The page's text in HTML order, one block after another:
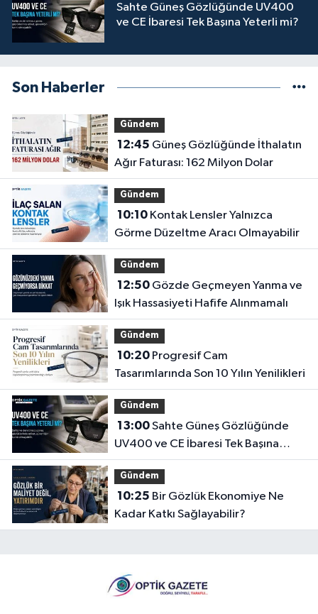
Sahte Güneş Gözlüğünde UV400
ve CE İbaresi Tek Başına Yeterli mi?
Son Haberler
Gündem
12:45
Ağır Faturası: 162 Milyon Dolar
Gündem
10:10Kontak Lensler Yalnızca
Görme Düzeltme Aracı Olmayabilir
Gündem
12:50Gözde Geçmeyen Yanma ve
Işık Hassasiyeti Hafife Alınmamalı
Gündem
10:20Progresif Cam
Tasarımlarında Son 10 Yılın Yenilikleri
Gündem
13:00Sahte Güneş Gözlüğünde
UV400 ve CE İbaresi Tek Başına
Yeterli mi?
Gündem
10:25
Kadar Katkı Sağlayabilir?